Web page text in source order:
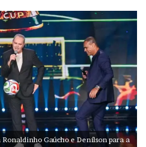
Gaúcho e Denílson para a